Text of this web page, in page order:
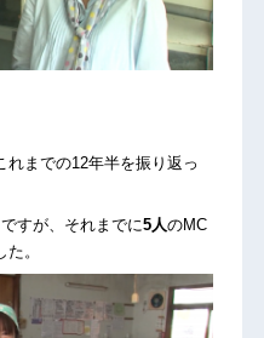
までの12年半を振り返っ
すが、それまでに5人のMC
。